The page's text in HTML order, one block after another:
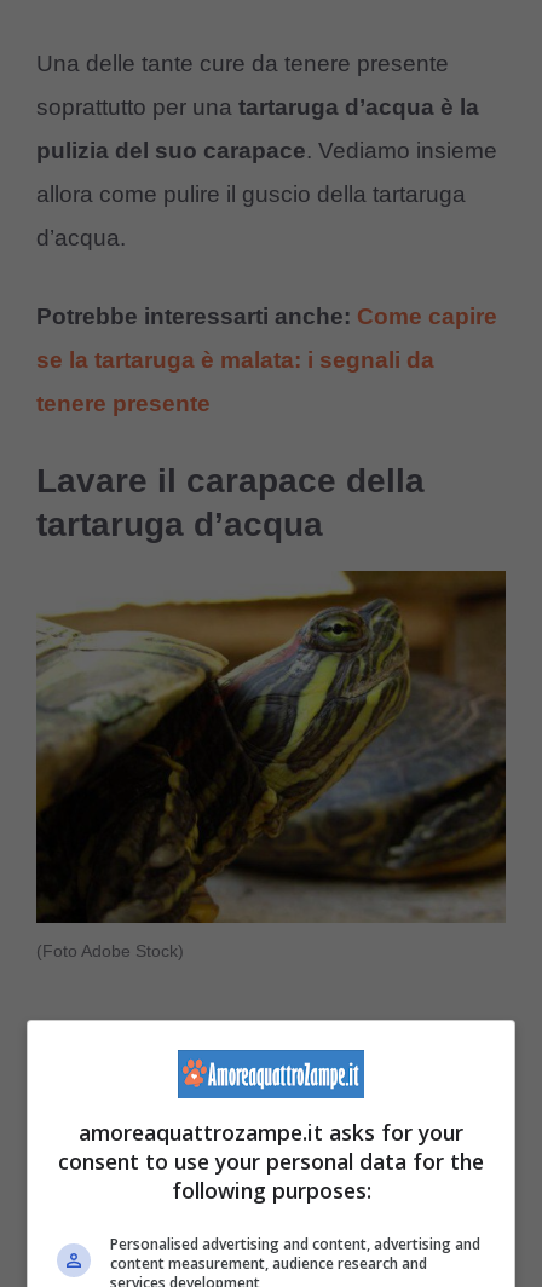
Una delle tante cure da tenere presente
soprattutto per una tartaruga d’acqua è la
pulizia del suo carapace. Vediamo insieme
allora come pulire il guscio della tartaruga
d’acqua.
Potrebbe interessarti anche: Come capire
se la tartaruga è malata: i segnali da
tenere presente
Lavare il carapace della
tartaruga d’acqua
(Foto Adobe Stock)
La prima cosa da fare per tenere ilcarapace
della tartaruga d’acquain buone condizioni,
apporto di vitamine e proteine fanno si che il
guscio e la pelle della tartaruga possano
essere meno scalfite dal calcare presente
amoreaquattrozampe.it asks for your
consent to use your personal data for the
following purposes:
Personalised advertising and content, advertising and
content measurement, audience research and
services development